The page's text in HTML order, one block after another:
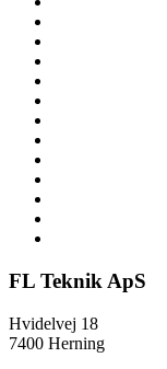
FL Teknik ApS
Hvidelvej 18
7400 Herning